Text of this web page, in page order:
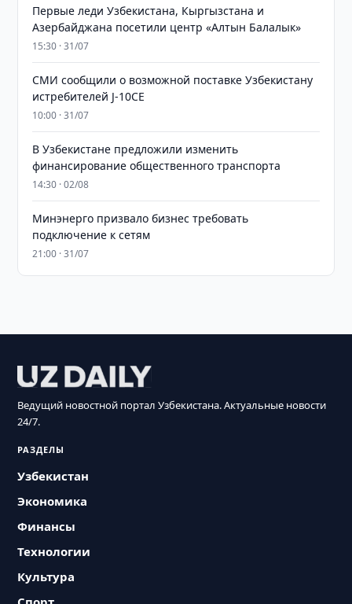
Первые леди Узбекистана, Кыргызстана и
Азербайджана посетили центр «Алтын Балалык»
15:30 · 31/07
СМИ сообщили о возможной поставке Узбекистану
истребителей J-10CE
10:00 · 31/07
В Узбекистане предложили изменить
финансирование общественного транспорта
14:30 · 02/08
Минэнерго призвало бизнес требовать
подключение к сетям
21:00 · 31/07
Ведущий новостной портал Узбекистана. Актуальные новости
24/7.
РАЗДЕЛЫ
Узбекистан
Экономика
Финансы
Технологии
Культура